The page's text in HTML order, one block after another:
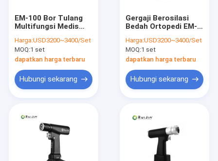
EM-100 Bor Tulang
Multifungsi Medis
Harga:USD3200~3400/Set
MOQ:1 set
dapatkan harga terbaru
Hubungi sekarang
Gergaji Berosilasi
Bedah Ortopedi EM-
Harga:USD3200~3400/Set
MOQ:1 set
dapatkan harga terbaru
Hubungi sekarang